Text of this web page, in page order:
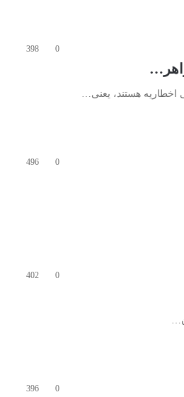
0
398
اخطاریه هستند، یعنی…
0
496
0
402
0
396